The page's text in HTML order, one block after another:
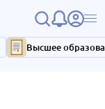
Высшее